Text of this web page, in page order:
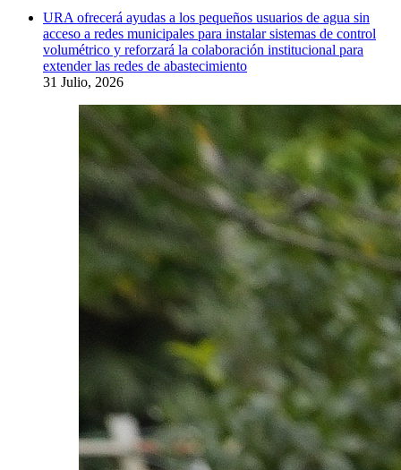
URA ofrecerá ayudas a los pequeños usuarios de agua sin
acceso a redes municipales para instalar sistemas de control
volumétrico y reforzará la colaboración institucional para
extender las redes de abastecimiento
31 Julio, 2026